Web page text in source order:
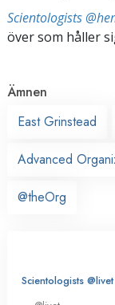
Scientologists
över som håller
Ämnen
East Grinstead
Advanced
@theOrg
Scientologists @livet